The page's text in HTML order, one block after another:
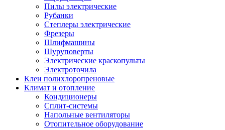
Пилы электрические
Рубанки
Степлеры электрические
Фрезеры
Шлифмашины
Шуруповерты
Электрические краскопульты
Электроточила
Клеи полихлоропреновые
Климат и отопление
Кондиционеры
Сплит-системы
Напольные вентиляторы
Отопительное оборудование